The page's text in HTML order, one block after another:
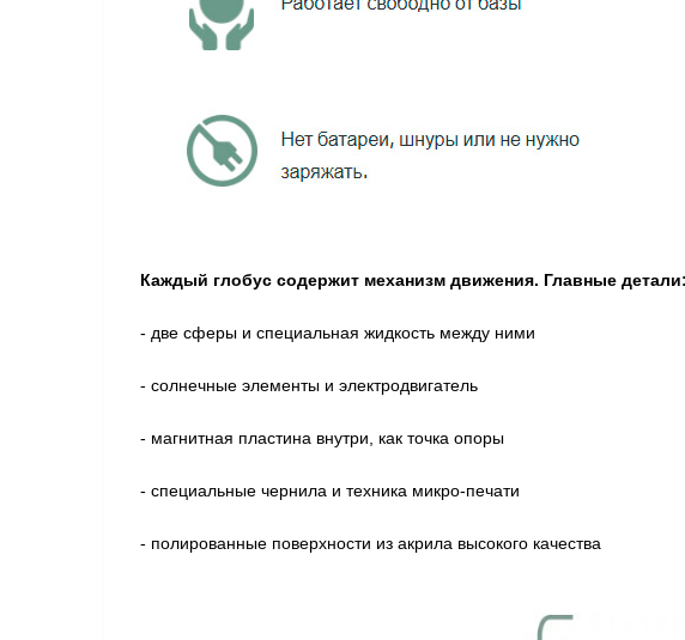
Каждый глобус содержит механизм движения. Главные детали:
- две сферы и специальная жидкость между ними
- солнечные элементы и электродвигатель
- магнитная пластина внутри, как точка опоры
- специальные чернила и техника микро-печати
- полированные поверхности из акрила высокого качества